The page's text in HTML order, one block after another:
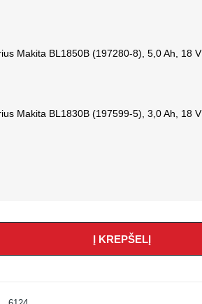
Makita BL1850B (197280-8), 5,0 Ah, 18 V
Makita BL1830B (197599-5), 3,0 Ah, 18 V
Į KREPŠELĮ